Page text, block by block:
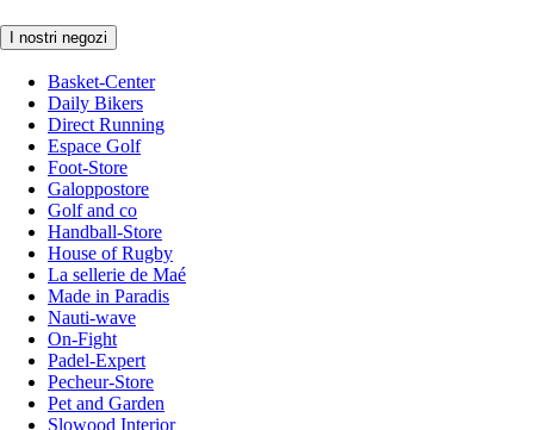
I nostri negozi
Basket-Center
Daily Bikers
Direct Running
Espace Golf
Foot-Store
Galoppostore
Golf and co
Handball-Store
House of Rugby
La sellerie de Maé
Made in Paradis
Nauti-wave
On-Fight
Padel-Expert
Pecheur-Store
Pet and Garden
Slowood Interior